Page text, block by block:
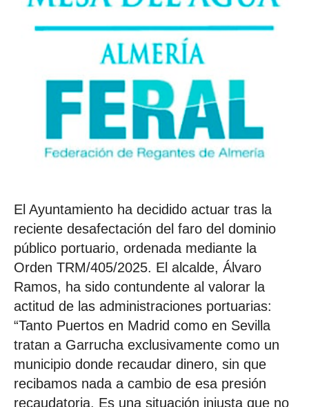
El Ayuntamiento ha decidido actuar tras la
reciente desafectación del faro del dominio
público portuario, ordenada mediante la
Orden TRM/405/2025. El alcalde, Álvaro
Ramos, ha sido contundente al valorar la
actitud de las administraciones portuarias:
“Tanto Puertos en Madrid como en Sevilla
tratan a Garrucha exclusivamente como un
municipio donde recaudar dinero, sin que
recibamos nada a cambio de esa presión
recaudatoria. Es una situación injusta que no